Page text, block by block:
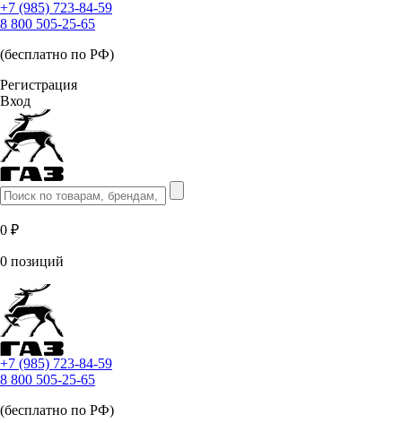
+7 (985) 723-84-59
8 800 505-25-65
(бесплатно по РФ)
Регистрация
Вход
0 ₽
0 позиций
+7 (985) 723-84-59
8 800 505-25-65
(бесплатно по РФ)